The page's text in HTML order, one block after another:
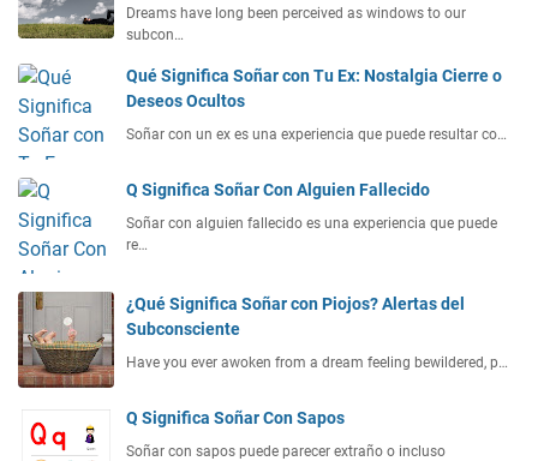
Dreams have long been perceived as windows to our
subcon…
Qué Significa Soñar con Tu Ex: Nostalgia Cierre o
Deseos Ocultos
Soñar con un ex es una experiencia que puede resultar co…
Q Significa Soñar Con Alguien Fallecido
Soñar con alguien fallecido es una experiencia que puede
re…
¿Qué Significa Soñar con Piojos? Alertas del
Subconsciente
Have you ever awoken from a dream feeling bewildered, p…
Q Significa Soñar Con Sapos
Soñar con sapos puede parecer extraño o incluso